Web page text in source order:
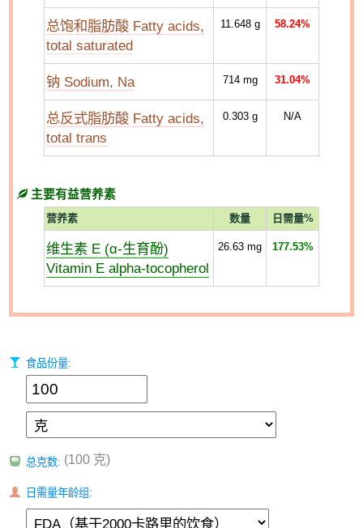
总饱和脂肪酸 Fatty acids,
total saturated
11.648g 58.24%
钠 Sodium, Na 714mg 31.04%
总反式脂肪酸 Fatty acids,
total trans
0.303g N/A
主要有益营养素
营养素 数量 日需量%
维生素 E (α-生育酚)
Vitamin E alpha-tocopherol
26.63 mg 177.53%
食品份量:
总克数: (100 克)
日需量年龄组: